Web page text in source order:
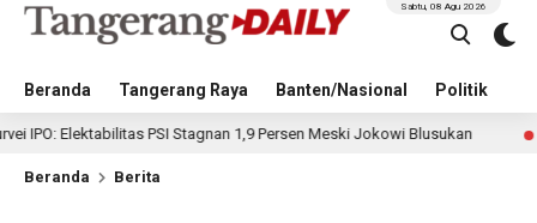
Beranda Tangerang Raya Banten/Nasional Politik
Sabtu, 08 Agu 2026
PSI Stagnan 1,9 Persen Meski Jokowi Blusukan 18 jam lalu
Beranda Berita